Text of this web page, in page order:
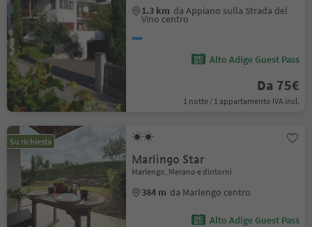
1.3 km da Appiano sulla Strada del
Vino centro
Alto Adige Guest Pass
Da 75€
1 notte / 1 appartamento IVA incl.
Su richiesta
Marlingo Star
Marlengo, Merano e dintorni
384 m da Marlengo centro
Alto Adige Guest Pass